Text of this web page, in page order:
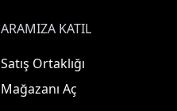
ARAMIZA KATIL
Satış Ortaklığı
Mağazanı Aç